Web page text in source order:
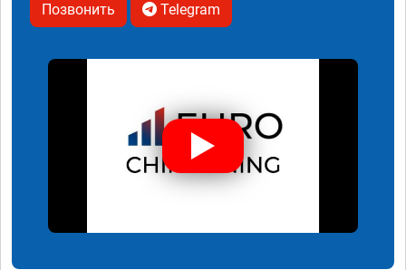
Позвонить Telegram